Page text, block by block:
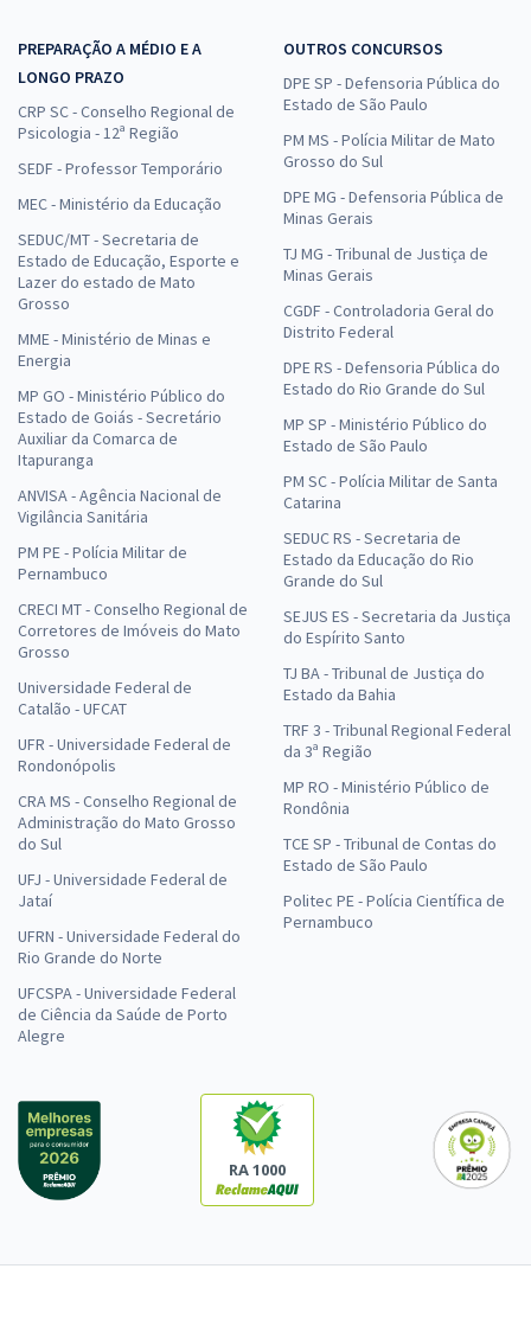
PREPARAÇÃO A MÉDIO E A
LONGO PRAZO
CRP SC - Conselho Regional de
Psicologia - 12ª Região
SEDF - Professor Temporário
MEC - Ministério da Educação
SEDUC/MT - Secretaria de
Estado de Educação, Esporte e
Lazer do estado de Mato
Grosso
MME - Ministério de Minas e
Energia
MP GO - Ministério Público do
Estado de Goiás - Secretário
Auxiliar da Comarca de
Itapuranga
ANVISA - Agência Nacional de
Vigilância Sanitária
PM PE - Polícia Militar de
Pernambuco
CRECI MT - Conselho Regional de
Corretores de Imóveis do Mato
Grosso
Universidade Federal de
Catalão - UFCAT
UFR - Universidade Federal de
Rondonópolis
CRA MS - Conselho Regional de
Administração do Mato Grosso
do Sul
UFJ - Universidade Federal de
Jataí
UFRN - Universidade Federal do
Rio Grande do Norte
UFCSPA - Universidade Federal
de Ciência da Saúde de Porto
Alegre
OUTROS CONCURSOS
DPE SP - Defensoria Pública do
Estado de São Paulo
PM MS - Polícia Militar de Mato
Grosso do Sul
DPE MG - Defensoria Pública de
Minas Gerais
TJ MG - Tribunal de Justiça de
Minas Gerais
CGDF - Controladoria Geral do
Distrito Federal
DPE RS - Defensoria Pública do
Estado do Rio Grande do Sul
MP SP - Ministério Público do
Estado de São Paulo
PM SC - Polícia Militar de Santa
Catarina
SEDUC RS - Secretaria de
Estado da Educação do Rio
Grande do Sul
SEJUS ES - Secretaria da Justiça
do Espírito Santo
TJ BA - Tribunal de Justiça do
Estado da Bahia
TRF 3 - Tribunal Regional Federal
da 3ª Região
MP RO - Ministério Público de
Rondônia
TCE SP - Tribunal de Contas do
Estado de São Paulo
Politec PE - Polícia Científica de
Pernambuco
RA 1000